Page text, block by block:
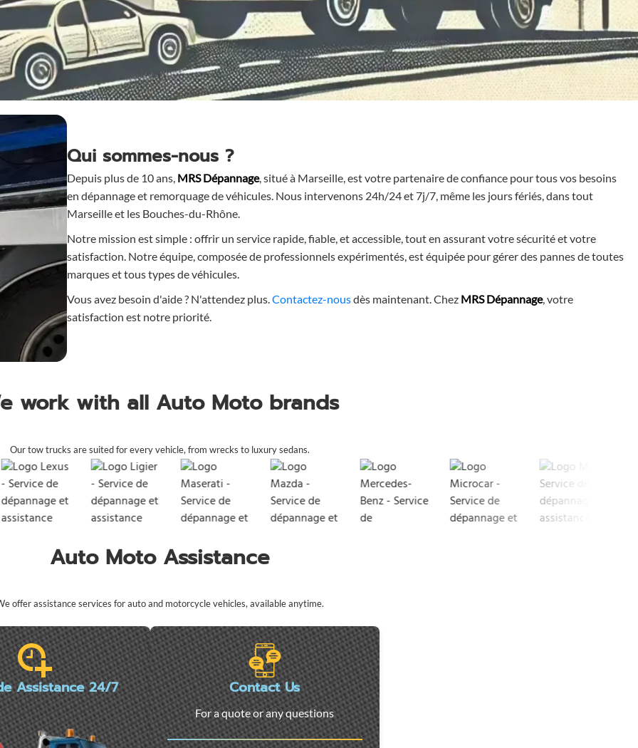
Qui sommes-nous ?
Depuis plus de 10 ans, MRS Dépannage, situé à Marseille, est votre partenaire de confiance pour tous vos besoins
en dépannage et remorquage de véhicules. Nous intervenons 24h/24 et 7j/7, même les jours fériés, dans tout
Marseille et les Bouches-du-Rhône.
Notre mission est simple : offrir un service rapide, fiable, et accessible, tout en assurant votre sécurité et votre
satisfaction. Notre équipe, composée de professionnels expérimentés, est équipée pour gérer des pannes de toutes
marques et tous types de véhicules.
Vous avez besoin d'aide ? N'attendez plus.Contactez-nousContactez MRS Dépannage pour toute demande de
dès maintenant. Chez MRS Dépannage, votre
satisfaction est notre priorité.
work with all Auto Moto brands
Our tow trucks are suited for every vehicle, from wrecks to luxury sedans.
Auto Moto Assistance
offer assistance services for auto and motorcycle vehicles, available anytime.
Assistance 24/7 Contact Us
For a quote or any questions